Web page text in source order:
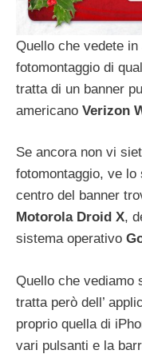
Quello che vedete
fotomontaggio di
tratta di un banner
americano Verizon
Se ancora non vi
fotomontaggio, ve lo
centro del banner
Motorola Droid X,
sistema operativo
Quello che vediamo
tratta però dell’
proprio quella di
vari pulsanti e la